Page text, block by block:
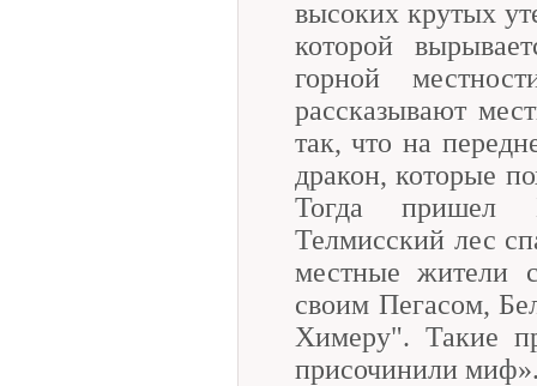
высоких крутых
которой
горной
рассказывают
так, что на
дракон, которые
Тогда пришел
Телмисский лес
местные жители
своим Пегасом,
Химеру". Такие
присочинили